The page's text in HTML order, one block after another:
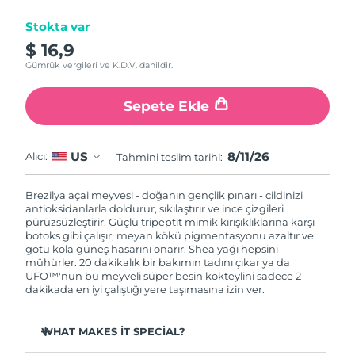
Stokta var
$ 16,9
Gümrük vergileri ve K.D.V. dahildir.
Sepete Ekle
Alıcı: US Tahmini teslim tarihi: 8/11/26
Brezilya açai meyvesi - doğanın gençlik pınarı - cildinizi
antioksidanlarla doldurur, sıkılaştırır ve ince çizgileri
pürüzsüzleştirir. Güçlü tripeptit mimik kırışıklıklarına karşı
botoks gibi çalışır, meyan kökü pigmentasyonu azaltır ve
gotu kola güneş hasarını onarır. Shea yağı hepsini
mühürler. 20 dakikalık bir bakımın tadını çıkar ya da
UFO™'nun bu meyveli süper besin kokteylini sadece 2
dakikada en iyi çalıştığı yere taşımasına izin ver.
WHAT MAKES IT SPECIAL?
Çin Makao ÖİB
Malezya
Malta Tahmini teslim tarihi 8/10/26
Meksika Tahmini teslim tarihi
Hollanda Tahmini teslim tarihi 8/10/26
Yeni Zelanda Tahmini teslim tarihi
Norveç Tahmini teslim tarihi
Umman